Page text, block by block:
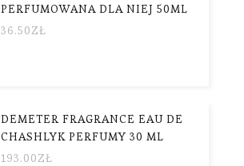
PERFUMOWANA DLA NIEJ 50ML
36.50ZŁ
DEMETER FRAGRANCE EAU DE
CHASHLYK PERFUMY 30 ML
193.00ZŁ